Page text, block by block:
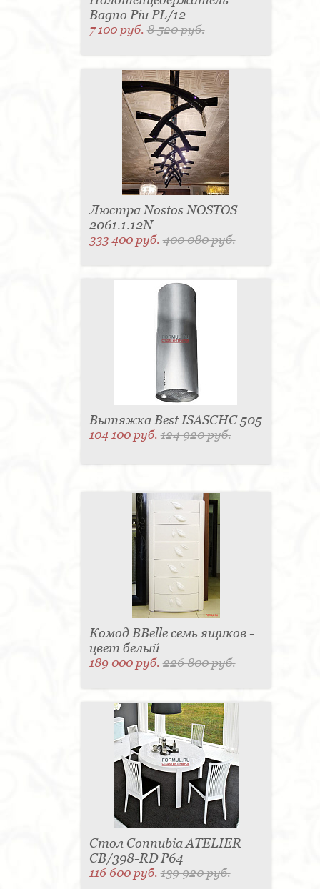
Bagno Piu PL/12
7 100 руб.8 520 руб.
Люстра Nostos NOSTOS
2061.1.12N
333 400 руб.400 080 руб.
Вытяжка Best ISASCHC 505
104 100 руб.124 920 руб.
Комод BBelle семь ящиков -
цвет белый
189 000 руб.226 800 руб.
Стол Connubia ATELIER
CB/398-RD P64
116 600 руб.139 920 руб.